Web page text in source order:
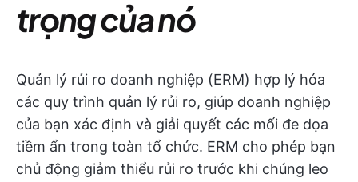
trọng của nó
Quản lý rủi ro doanh nghiệp (ERM) hợp lý hóa
các quy trình quản lý rủi ro, giúp doanh nghiệp
của bạn xác định và giải quyết các mối đe dọa
tiềm ẩn trong toàn tổ chức. ERM cho phép bạn
chủ động giảm thiểu rủi ro trước khi chúng leo